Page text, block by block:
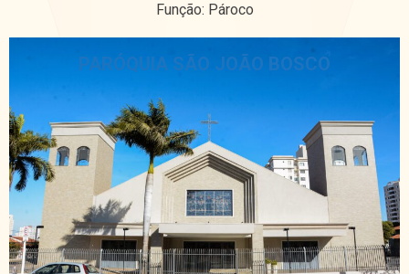
Função: Pároco
PARÓQUIA SÃO JOÃO BOSCO